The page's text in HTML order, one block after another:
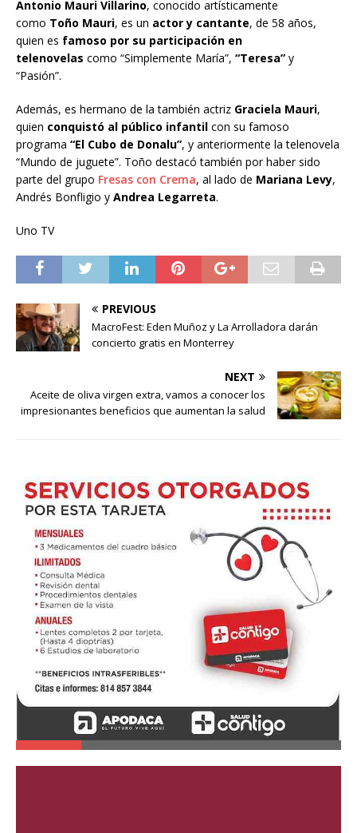
Antonio Mauri Villarino, conocido artísticamente
como Toño Mauri, es un actor y cantante, de 58 años,
quien es famoso por su participación en
telenovelas como “Simplemente María”, “Teresa” y
“Pasión”.
Además, es hermano de la también actriz Graciela Mauri,
quien conquistó al público infantil con su famoso
programa “El Cubo de Donalu”, y anteriormente la telenovela
“Mundo de juguete”. Toño destacó también por haber sido
parte del grupo Fresas con Crema, al lado de Mariana Levy,
Andrés Bonfligio y Andrea Legarreta.
Uno TV
PREVIOUS
MacroFest: Eden Muñoz y La Arrolladora darán
concierto gratis en Monterrey
NEXT
Aceite de oliva virgen extra, vamos a conocer los
impresionantes beneficios que aumentan la salud